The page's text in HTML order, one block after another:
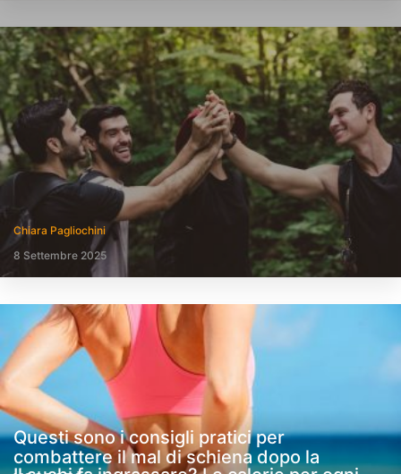
Chiara Pagliochini
8 Settembre 2025
Questi sono i consigli pratici per
combattere il mal di schiena dopo la